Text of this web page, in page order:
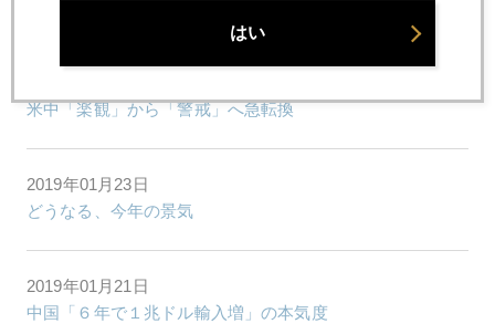
米中「楽観」から「警戒」へ急転換
2019年01月23日
どうなる、今年の景気
2019年01月21日
中国「６年で１兆ドル輸入増」の本気度
はい